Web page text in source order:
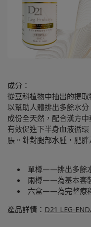
成分：
從豆科植物中抽出的提
以幫助人體排出多餘水分
成份全天然，配合漢方
有效促進​​下半身血液循
脹。針對腿部水腫，肥胖
單樽——排出多餘
兩樽——為基本套
六盒——為完整療
產品詳情： D21 LEG-